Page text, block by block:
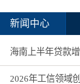
新闻中心
2026年工信领域